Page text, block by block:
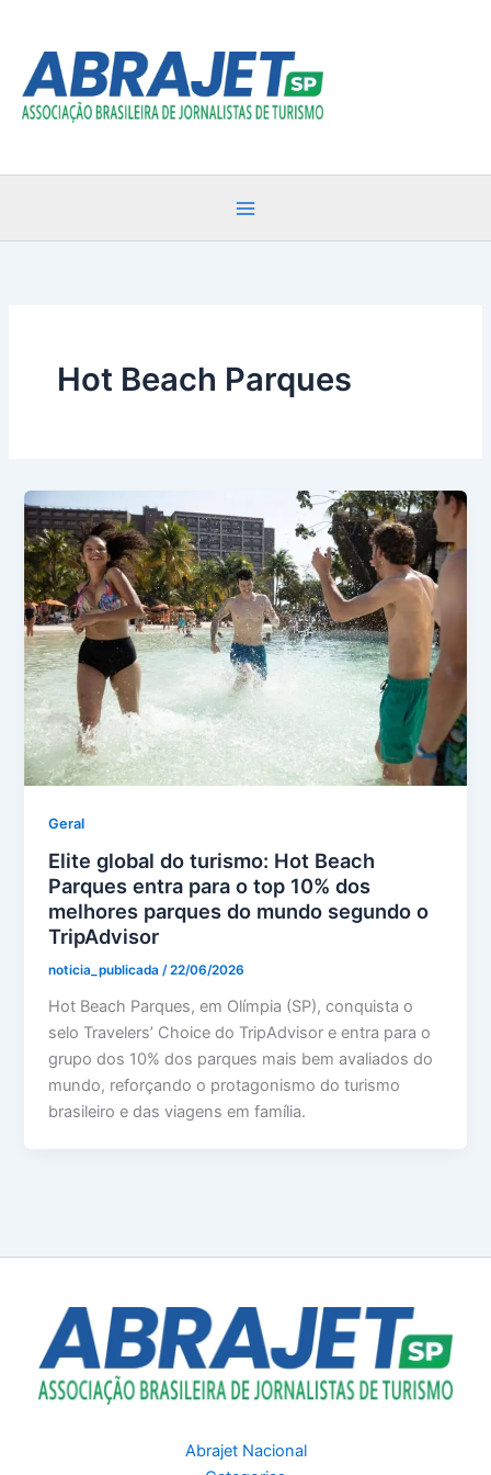
conteúdo
Hot Beach Parques
Geral
Elite global do turismo: Hot Beach
Parques entra para o top 10% dos
melhores parques do mundo segundo o
TripAdvisor
noticia_publicada/22/06/2026
Hot Beach Parques, em Olímpia (SP), conquista o
selo Travelers’ Choice do TripAdvisor e entra para o
grupo dos 10% dos parques mais bem avaliados do
mundo, reforçando o protagonismo do turismo
brasileiro e das viagens em família.
Abrajet Nacional